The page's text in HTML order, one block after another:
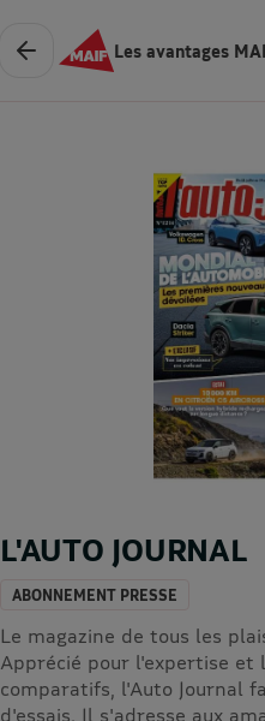
Les avantages
L'AUTO JOURNAL
ABONNEMENT PRESSE
Le magazine de tous les
Apprécié pour l'expertise et
comparatifs, l'Auto Journal
d'essais. Il s'adresse aux